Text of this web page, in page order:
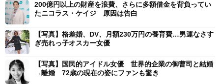
200億円以上の財産を浪費、さらに多額借金を背負ってい
たニコラス・ケイジ 原因は告白
【写真】格差婚、DV、月額230万円の養育費…男運なさす
ぎ売れっ子オスカー女優
【写真】国民的アイドル女優 世界的企業の御曹司と結婚
→離婚 72歳の現在の姿にファンも驚き